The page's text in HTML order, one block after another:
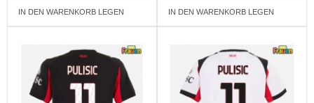
IN DEN WARENKORB LEGEN IN DEN WARENKORB LEGEN